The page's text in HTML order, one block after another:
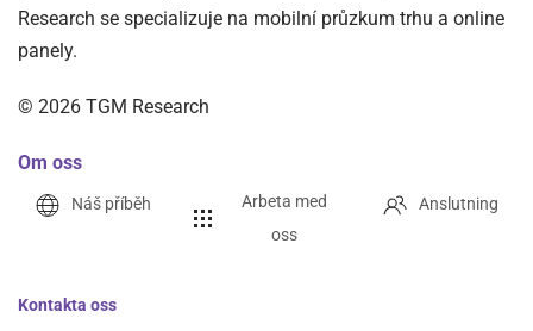
Research se specializuje na mobilní průzkum trhu a online
panely.
© 2026 TGM Research
Om oss
Náš příběh
Arbeta med
oss
Anslutning
Kontakta oss